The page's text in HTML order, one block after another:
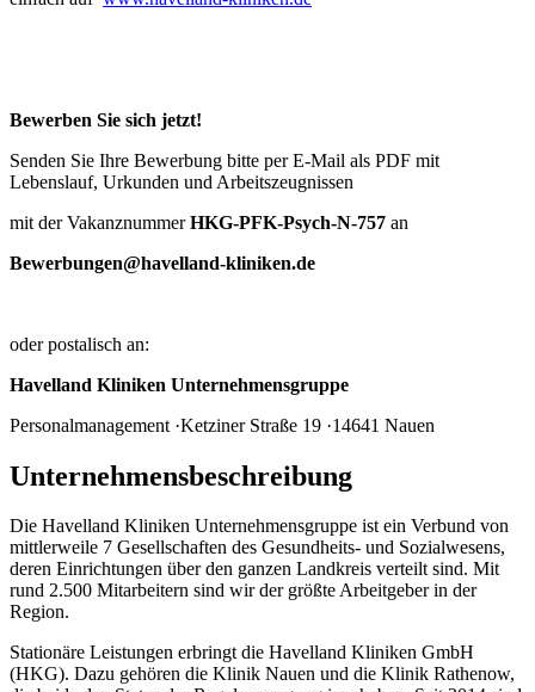
Bewerben Sie sich jetzt!
Senden Sie Ihre Bewerbung bitte per E-Mail als PDF mit
Lebenslauf, Urkunden und Arbeitszeugnissen
mit der VakanznummerHKG-PFK-Psych-N-757 an
Bewerbungen@havelland-kliniken.de
oder postalisch an:
Havelland Kliniken Unternehmensgruppe
Personalmanagement ·Ketziner Straße 19 ·14641 Nauen
Unternehmensbeschreibung
Die Havelland Kliniken Unternehmensgruppe ist ein Verbund von
mittlerweile 7 Gesellschaften des Gesundheits- und Sozialwesens,
deren Einrichtungen über den ganzen Landkreis verteilt sind. Mit
rund 2.500 Mitarbeitern sind wir der größte Arbeitgeber in der
Region.
Stationäre Leistungen erbringt die Havelland Kliniken GmbH
(HKG). Dazu gehören die Klinik Nauen und die Klinik Rathenow,